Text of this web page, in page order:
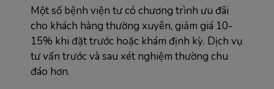
Một số bệnh viện tư có chương trình ưu đãi
cho khách hàng thường xuyên, giảm giá 10-
15% khi đặt trước hoặc khám định kỳ. Dịch vụ
tư vấn trước và sau xét nghiệm thường chu
đáo hơn.